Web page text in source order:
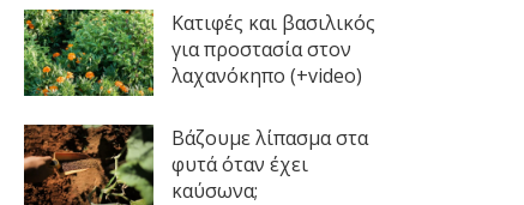
Κατιφές και βασιλικός
για προστασία στον
λαχανόκηπο (+video)
Βάζουμε λίπασμα στα
φυτά όταν έχει
καύσωνα;